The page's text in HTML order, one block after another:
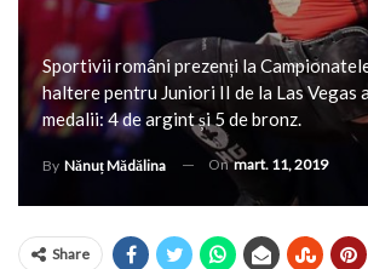
Sportivii români prezenți la
haltere pentru Juniori II de la Las Vegas
medalii: 4 de argint și 5 de bronz.
By Nănuț Mădălina Onmart. 11, 2019
Share